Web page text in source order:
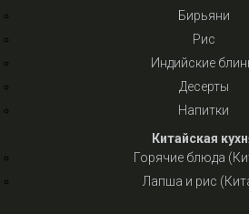
Бирьяни
Рис
Индийские
Десерты
Напитки
Китайская
Горячие блюда
Лапша и рис